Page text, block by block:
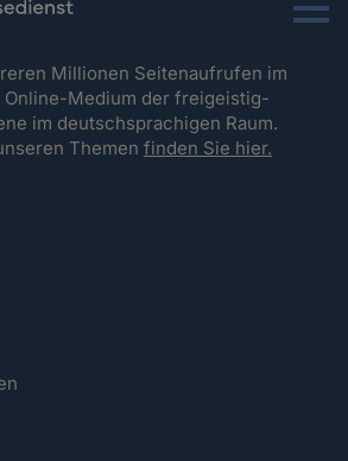
Menu
Millionen Seitenaufrufen im
Medium der freigeistig-
im deutschsprachigen Raum.
Themenfinden Sie hier.